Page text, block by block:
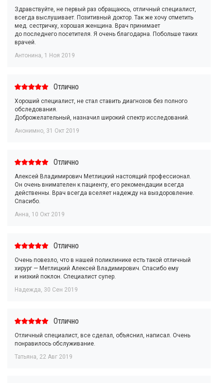
Здравствуйте, не первый раз обращаюсь, отличный специалист,
всегда выслушивает. Позитивный доктор. Так же хочу отметить
мед. сестричку, хорошая женщина. Врач принимает
до последнего посетителя. Я очень благодарна. Побольше таких
врачей.
Антонина, 1 Ноя 2019
Отлично
Хороший специалист, не стал ставить диагнозов без полного
обследования.
Доброжелательный, назначил широкий спектр исследований.
Анонимно, 31 Окт 2019
Отлично
Алексей Владимирович Метлицкий настоящий профессионал.
Он очень внимателен к пациенту, его рекомендации всегда
действенны. Врач всегда вселяет надежду на выздоровление.
Спасибо.
Анна, 10 Окт 2019
Отлично
Очень повезло, что в нашей поликлинике есть такой отличный
хирург — Метлицкий Алексей Владимирович. Спасибо ему
и низкий поклон. Специалист супер.
Надежда, 30 Сен 2019
Отлично
Отличный специалист, все сделал, объяснил, написал. Очень
понравилось обслуживание.
Татьяна, 22 Авг 2019